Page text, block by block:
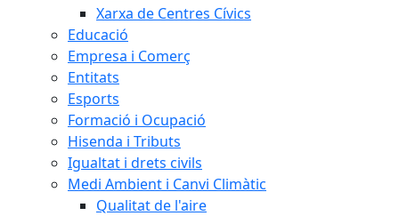
Xarxa de Centres Cívics
Educació
Empresa i Comerç
Entitats
Esports
Formació i Ocupació
Hisenda i Tributs
Igualtat i drets civils
Medi Ambient i Canvi Climàtic
Qualitat de l'aire